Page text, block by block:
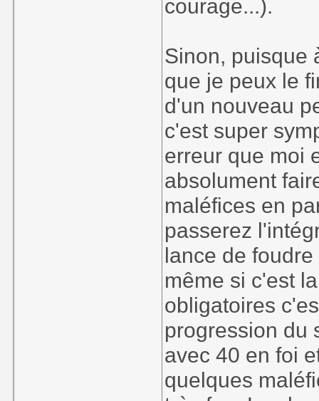
courage...).
Sinon, puisque
que je peux le
d'un nouveau
c'est super
erreur que moi
absolument
maléfices en
passerez
lance de
même si c'est
obligatoires
progression du
avec 40 en foi
quelques